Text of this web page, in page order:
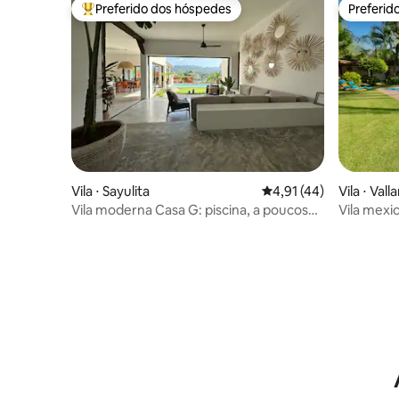
Entre os melhores preferidos dos hóspedes
Preferido dos hóspedes
Vila ⋅ Sayulita 4,91 de uma
4,91 (44)
Vila moderna Casa G: piscina, a poucos
Vila ⋅
Vila mexicana - com uma